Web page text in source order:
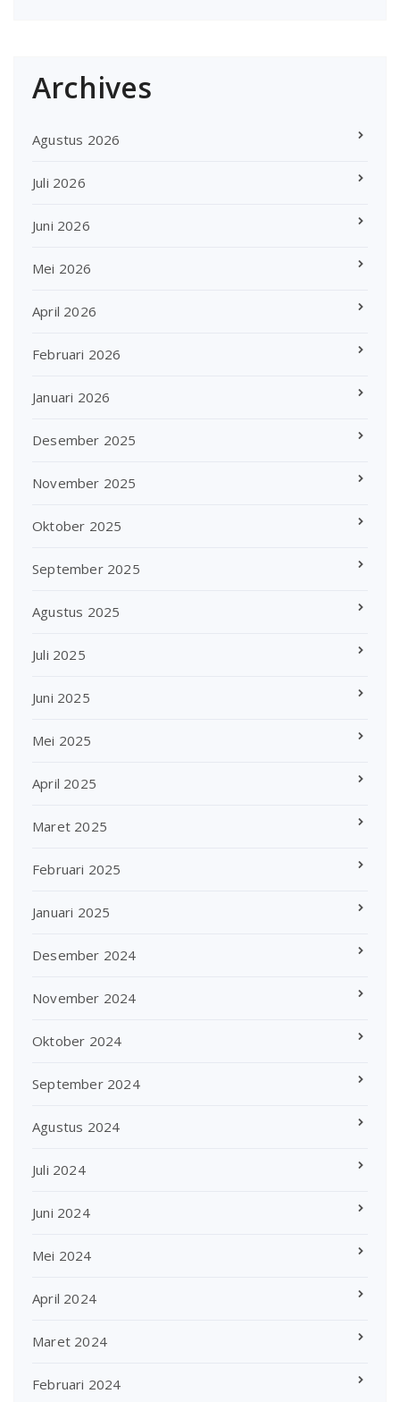
Archives
Agustus 2026
Juli 2026
Juni 2026
Mei 2026
April 2026
Februari 2026
Januari 2026
Desember 2025
November 2025
Oktober 2025
September 2025
Agustus 2025
Juli 2025
Juni 2025
Mei 2025
April 2025
Maret 2025
Februari 2025
Januari 2025
Desember 2024
November 2024
Oktober 2024
September 2024
Agustus 2024
Juli 2024
Juni 2024
Mei 2024
April 2024
Maret 2024
Februari 2024